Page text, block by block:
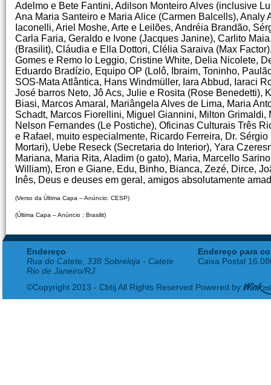
Adelmo e Bete Fantini, Adilson Monteiro Alves (inclusive
Ana Maria Santeiro e Maria Alice (Carmen Balcells),
Iaconelli, Ariel Moshe, Arte e Leilões, Andréia Brandão,
Carla Faria, Geraldo e Ivone (Jacques Janine), Carlito
(Brasilit), Cláudia e Ella Dottori, Clélia Saraiva (Max
Gomes e Remo lo Leggio, Cristine White, Delia Nicolete,
Eduardo Bradízio, Equipo OP (Lolô, Ibraim, Toninho,
SOS-Mata Atlântica, Hans Windmüller, Iara Abbud, Iaraci
José barros Neto, Jô Acs, Julie e Rosita (Rose Benedetti),
Biasi, Marcos Amaral, Mariângela Alves de Lima, Maria
Schadt, Marcos Fiorellini, Miguel Giannini, Milton
Nelson Fernandes (Le Postiche), Oficinas Culturais Três
e Rafael, muito especialmente, Ricardo Ferreira, Dr.
Mortari), Uebe Reseck (Secretaria do Interior), Yara
Mariana, Maria Rita, Aladim (o gato), Maria, Marcello
William), Eron e Giane, Edu, Binho, Bianca, Zezé, Dirce,
Inês, Deus e deuses em geral, amigos absolutamente
(Verso da Última Capa – Anúncio: CESP)
(Última Capa – Anúncio : Brasilit)
Endereço
Rua do Catete, 338 Sobreloja - Catete
Rio de Janeiro/RJ
Endereço para
Caixa Postal
©Copyright 2013 - Cbtij All Rights Reserved Powered by: